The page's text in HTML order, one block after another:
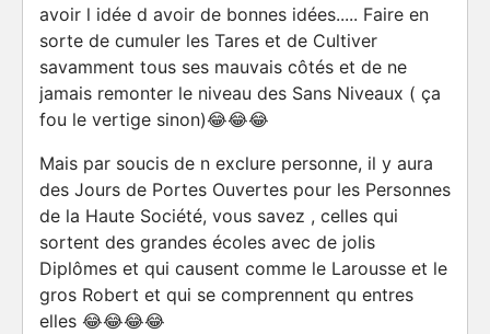
avoir l idée d avoir de bonnes idées..... Faire en
sorte de cumuler les Tares et de Cultiver
savamment tous ses mauvais côtés et de ne
jamais remonter le niveau des Sans Niveaux ( ça
fou le vertige sinon)😂😂😂
Mais par soucis de n exclure personne, il y aura
des Jours de Portes Ouvertes pour les Personnes
de la Haute Société, vous savez , celles qui
sortent des grandes écoles avec de jolis
Diplômes et qui causent comme le Larousse et le
gros Robert et qui se comprennent qu entres
elles 😂😂😂😂